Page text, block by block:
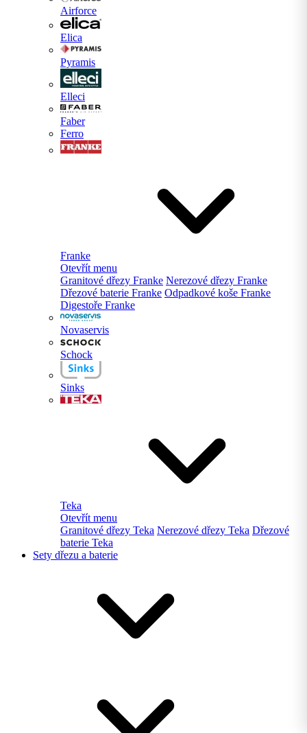
Airforce
Elica
Pyramis
Elleci
Faber
Ferro
Franke
Otevřít menu
Granitové dřezy Franke Nerezové dřezy Franke
Dřezové baterie Franke Odpadkové koše Franke
Digestoře Franke
Novaservis
Schock
Sinks
Teka
Otevřít menu
Granitové dřezy Teka Nerezové dřezy Teka Dřezové
baterie Teka
Sety dřezu a baterie